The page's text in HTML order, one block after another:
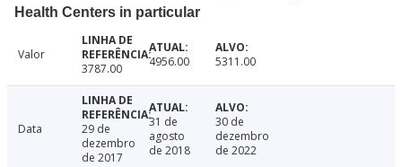
Health Centers in particular
Valor
3787.00
4956.00 5311.00
Data
29 de
dezembro
de 2017
31 de
agosto
de 2018
30 de
dezembro
de 2022